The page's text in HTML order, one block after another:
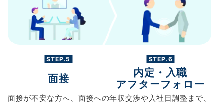
STEP.5
面接
面接が不安な方へ、 面接への
STEP.6
内定・入職
アフターフォロー
年収交渉や入社日調整まで、